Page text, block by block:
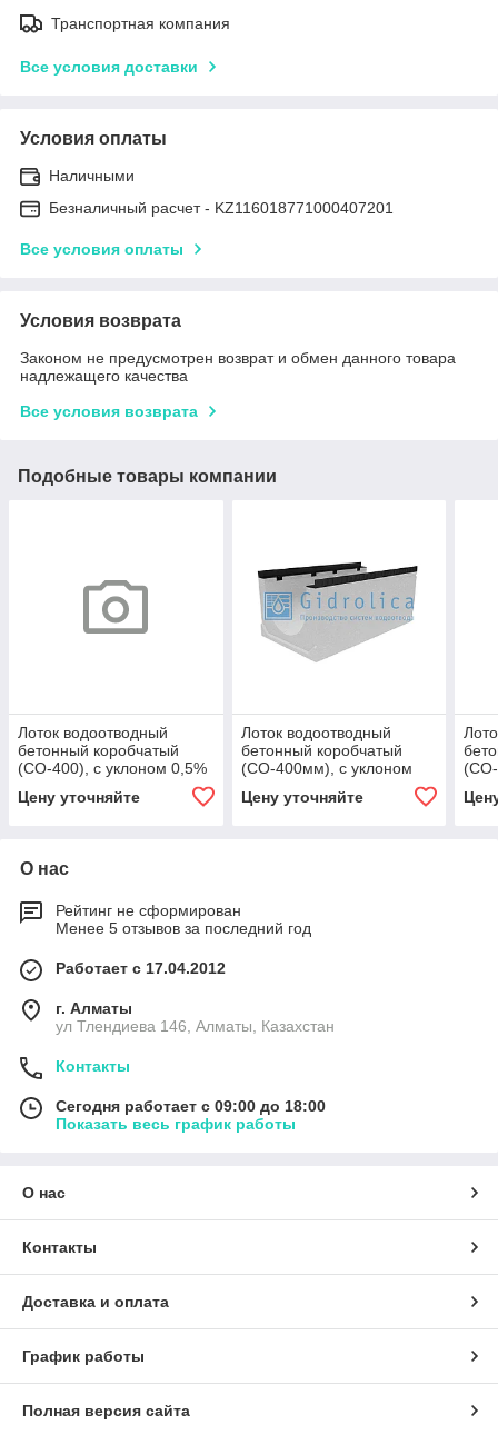
Транспортная компания
Все условия доставки
Условия оплаты
Наличными
Безналичный расчет - KZ116018771000407201
Все условия оплаты
Условия возврата
Законом не предусмотрен возврат и обмен данного товара
надлежащего качества
Все условия возврата
Подобные товары компании
Лоток водоотводный
бетонный коробчатый
(СО-400), с уклоном 0,5%
КUу 100.54(40).60,5(52,5)
- BGМ, № 31
Цену уточняйте
Лоток водоотводный
бетонный коробчатый
(СО-400мм), с уклоном
100.54(40).44(36) - BGМ,
Цену уточняйте
(СО-
О нас
Рейтинг не сформирован
Менее 5 отзывов за последний год
Работает с 17.04.2012
г. Алматы
ул Тлендиева 146, Алматы, Казахстан
Контакты
Сегодня работает с 09:00 до 18:00
Показать весь график работы
О нас
Контакты
Доставка и оплата
График работы
Полная версия сайта